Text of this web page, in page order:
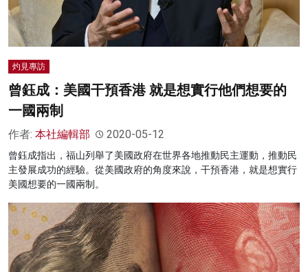
灼見專訪
曾鈺成：美國干預香港 就是想實行他們想要的
一國兩制
作者: 本社編輯部 2020-05-12
曾鈺成指出，福山列舉了美國政府在世界各地推動民主運動，推動民
主發展成功的經驗。從美國政府的角度來說，干預香港，就是想實行
美國想要的一國兩制。